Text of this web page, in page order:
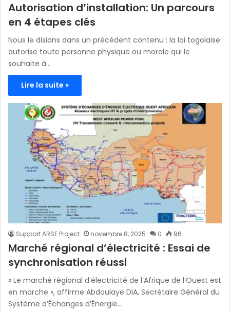
Autorisation d’installation: Un parcours
en 4 étapes clés
Nous le disions dans un précédent contenu : la loi togolaise
autorise toute personne physique ou morale qui le
souhaite à…
Lire la suite »
Support ARSE Project novembre 8, 2025 0 96
Marché régional d’électricité : Essai de
synchronisation réussi
« Le marché régional d’électricité de l’Afrique de l’Ouest est
en marche », affirme Abdoulaye DIA, Secrétaire Général du
Système d’Échanges d’Énergie…